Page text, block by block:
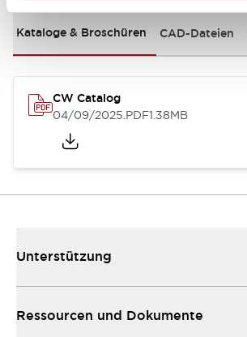
Kataloge & Broschüren CAD-Dateien
CW Catalog
04/09/2025.PDF1.38MB
Unterstützung
Ressourcen und Dokumente